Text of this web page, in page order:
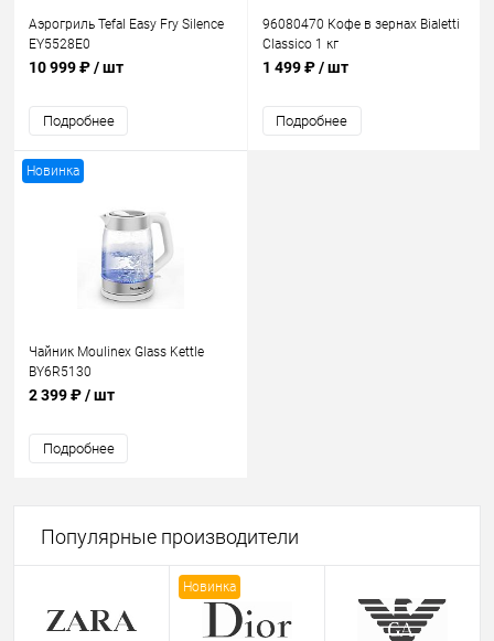
Аэрогриль Tefal Easy Fry Silence
EY5528E0
10 999 ₽/ шт
Подробнее
96080470 Кофе в зернах Bialetti
Classico 1 кг
1 499 ₽/ шт
Подробнее
Новинка
Чайник Moulinex Glass Kettle
BY6R5130
2 399 ₽/ шт
Подробнее
Популярные производители
Новинка